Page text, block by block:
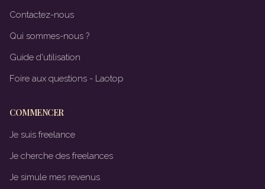
Contactez-nous
Qui sommes-nous ?
Guide d'utilisation
Foire aux questions - Laotop
COMMENCER
Je suis freelance
Je cherche des freelances
Je simule mes revenus